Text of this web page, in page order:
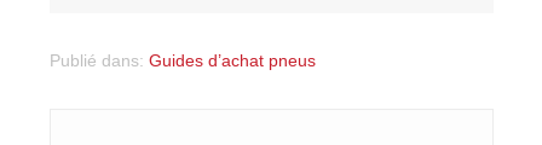
Publié dans: Guides d’achat pneus